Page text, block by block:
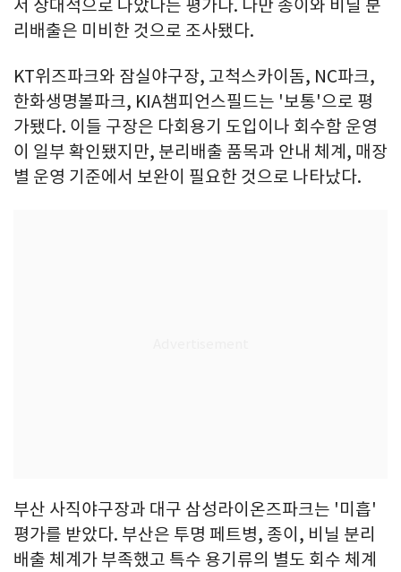
서 상대적으로 나았다는 평가다. 다만 종이와 비닐 분
리배출은 미비한 것으로 조사됐다.
KT위즈파크와 잠실야구장, 고척스카이돔, NC파크,
한화생명볼파크, KIA챔피언스필드는 '보통'으로 평
가됐다. 이들 구장은 다회용기 도입이나 회수함 운영
이 일부 확인됐지만, 분리배출 품목과 안내 체계, 매장
별 운영 기준에서 보완이 필요한 것으로 나타났다.
부산 사직야구장과 대구 삼성라이온즈파크는 '미흡'
평가를 받았다. 부산은 투명 페트병, 종이, 비닐 분리
배출 체계가 부족했고 특수 용기류의 별도 회수 체계